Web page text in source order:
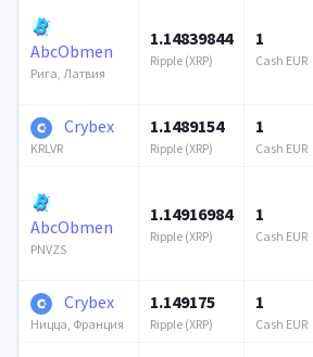
AbcObmen
Рига, Латвия
1.14839844
Ripple (XRP)
1
Cash EUR
Crybex
KRLVR
1.1489154
Ripple (XRP)
1
Cash EUR
AbcObmen
PNVZS
1.14916984
Ripple (XRP)
1
Cash EUR
Crybex
Ницца, Франция
1.149175
Ripple (XRP)
1
Cash EUR